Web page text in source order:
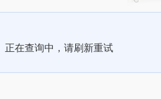
正在查询中，请刷新重试